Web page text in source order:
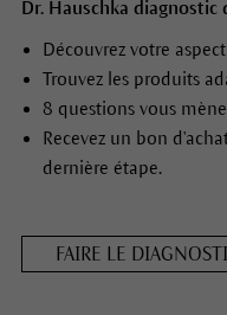
Dr. Hauschka diagnostic
Découvrez votre
Trouvez les produits
8 questions vous
Recevez un bon
dernière étape.
FAIRE LE